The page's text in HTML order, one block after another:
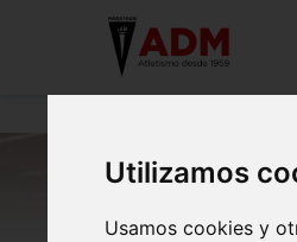
Utilizamos
Usamos cookies y